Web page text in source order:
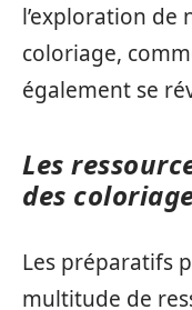
l’exploration de
coloriage,
également se
Les
des
Les préparatifs
multitude de